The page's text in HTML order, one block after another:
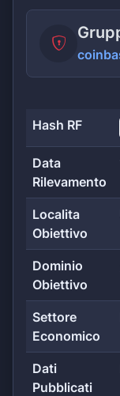
Hash RF
Data
Rilevamento
Localita
Obiettivo
Dominio
Obiettivo
Settore
Economico
Dati
Pubblicati